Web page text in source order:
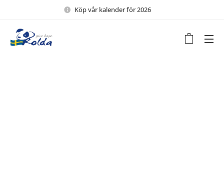
Köp vår kalender för 2026 🖤